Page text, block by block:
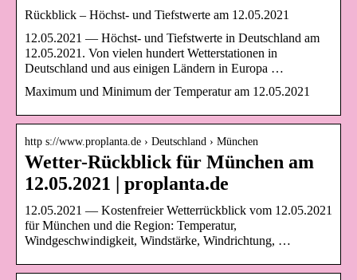
Rückblick – Höchst- und Tiefstwerte am 12.05.2021
12.05.2021 — Höchst- und Tiefstwerte in Deutschland am
12.05.2021. Von vielen hundert Wetterstationen in
Deutschland und aus einigen Ländern in Europa …
Maximum und Minimum der Temperatur am 12.05.2021
http s://www.proplanta.de › Deutschland › München
Wetter-Rückblick für München am
12.05.2021 | proplanta.de
12.05.2021 — Kostenfreier Wetterrückblick vom 12.05.2021
für München und die Region: Temperatur,
Windgeschwindigkeit, Windstärke, Windrichtung, …